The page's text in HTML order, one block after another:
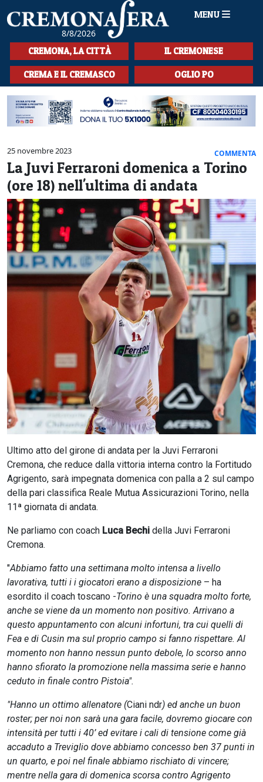
8/8/2026
MENU
HOME
CRONACA
SPORT
LA MUSICA
CULTURA
LA STORIA
SPETTACOLI
L'EDITORIALE
SEZIONI
CERCA
CREMONA, LA CITTÀ IL CREMONESE
CREMA E IL CREMASCO OGLIO PO
25 novembre 2023 COMMENTA
La Juvi Ferraroni domenica a Torino
(ore 18) nell'ultima di andata
Ultimo atto del girone di andata per la Juvi Ferraroni
Cremona, che reduce dalla vittoria interna contro la Fortitudo
Agrigento, sarà impegnata domenica con palla a 2 sul campo
della pari classifica Reale Mutua Assicurazioni Torino, nella
11ª giornata di andata.
Ne parliamo con coach Luca Bechi della Juvi Ferraroni
Cremona.
"Abbiamo fatto una settimana molto intensa a livello
lavorativa, tutti i i giocatori erano a disposizione – ha
esordito il coach toscano -Torino è una squadra molto forte,
anche se viene da un momento non positivo. Arrivano a
questo appuntamento con alcuni infortuni, tra cui quelli di
Fea e di Cusin ma sul proprio campo si fanno rispettare. Al
momento non hanno nessun punto debole, lo scorso anno
hanno sfiorato la promozione nella massima serie e hanno
ceduto in finale contro Pistoia".
"Hanno un ottimo allenatore (Ciani ndr) ed anche un buon
roster; per noi non sarà una gara facile, dovremo giocare con
intensità per tutti i 40’ ed evitare i cali di tensione come già
accaduto a Treviglio dove abbiamo concesso ben 37 punti in
un quarto, e poi nel finale abbiamo rischiato di vincere;
mentre nella gara di domenica scorsa contro Agrigento